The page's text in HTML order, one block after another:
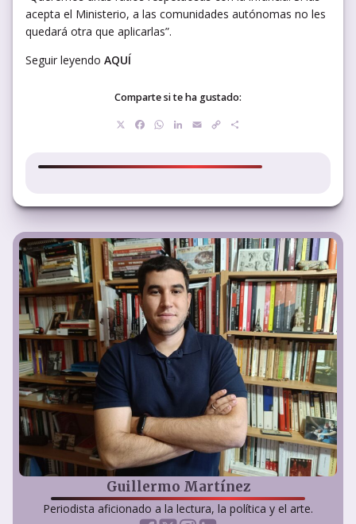
acepta el Ministerio, a las comunidades autónomas no les
quedará otra que aplicarlas”.
Seguir leyendo AQUÍ
Comparte si te ha gustado:
Facebook
WhatsApp
LinkedIn
EmailCopy
Guillermo Martínez
Periodista aficionado a la lectura, la política y el arte.